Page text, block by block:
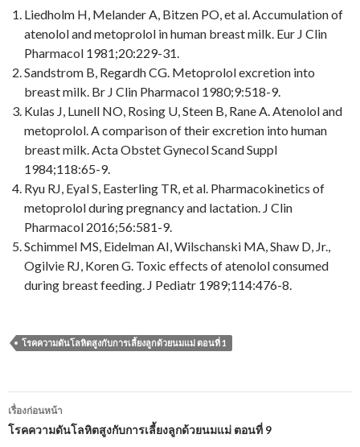
Liedholm H, Melander A, Bitzen PO, et al. Accumulation of
atenolol and metoprolol in human breast milk. Eur J Clin
Pharmacol 1981;20:229-31.
Sandstrom B, Regardh CG. Metoprolol excretion into
breast milk. Br J Clin Pharmacol 1980;9:518-9.
Kulas J, Lunell NO, Rosing U, Steen B, Rane A. Atenolol and
metoprolol. A comparison of their excretion into human
breast milk. Acta Obstet Gynecol Scand Suppl
1984;118:65-9.
Ryu RJ, Eyal S, Easterling TR, et al. Pharmacokinetics of
metoprolol during pregnancy and lactation. J Clin
Pharmacol 2016;56:581-9.
Schimmel MS, Eidelman AI, Wilschanski MA, Shaw D, Jr.,
Ogilvie RJ, Koren G. Toxic effects of atenolol consumed
during breast feeding. J Pediatr 1989;114:476-8.
โรคความดันโลหิตสูงกับการเลี้ยงลูกด้วยนมแม่ ตอนที่ 1
เมนู
นำทาง
เรื่องก่อนหน้า
โรคความดันโลหิตสูงกับการเลี้ยงลูกด้วยนมแม่ ตอนที่ 9